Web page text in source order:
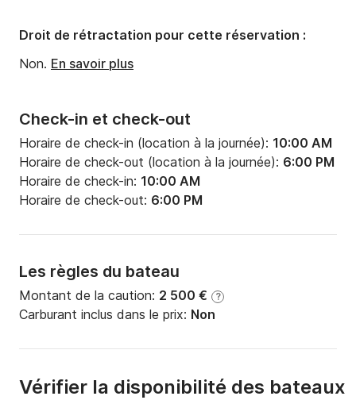
Check-in et check-out
Horaire de check-in (location à la journée): 10:00 AM
Horaire de check-out (location à la journée): 6:00 PM
Horaire de check-in: 10:00 AM
Horaire de check-out: 6:00 PM
Les règles du bateau
Montant de la caution: 2 500 € ?
Carburant inclus dans le prix: Non
Droit de rétractation pour cette réservation :
Non. En savoir plus
Vérifier la disponibilité des bateaux